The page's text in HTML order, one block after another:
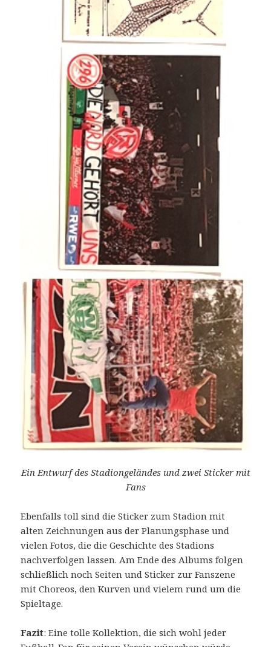
Ein Entwurf des Stadiongeländes und zwei Sticker mit
Fans
Ebenfalls toll sind die Sticker zum Stadion mit
alten Zeichnungen aus der Planungsphase und
vielen Fotos, die die Geschichte des Stadions
nachverfolgen lassen. Am Ende des Albums folgen
schließlich noch Seiten und Sticker zur Fanszene
mit Choreos, den Kurven und vielem rund um die
Spieltage.
Fazit: Eine tolle Kollektion, die sich wohl jeder